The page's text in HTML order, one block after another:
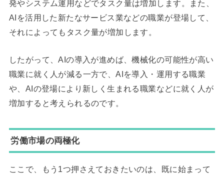
発やシステム運用などでタスク量は増加します。また、
AIを活用した新たなサービス業などの職業が登場して、
それによってもタスク量が増加します。
したがって、AIの導入が進めば、機械化の可能性が高い
職業に就く人が減る一方で、AIを導入・運用する職業
や、AIの登場により新しく生まれる職業などに就く人が
増加すると考えられるのです。
労働市場の両極化
ここで、もう1つ押さえておきたいのは、既に始まって